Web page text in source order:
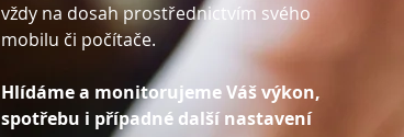
vždy na dosah prostřednictvím svého
mobilu či počítače.
Hlídáme a monitorujeme Váš výkon,
spotřebu i případné další nastavení